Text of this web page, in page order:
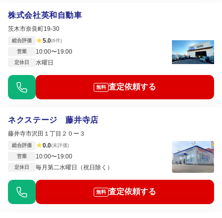
株式会社英和自動車
茨木市奈良町19-30
総合評価 ★5.0(6件)
営業
10:00〜19:00
定休日 水曜日
無料 査定依頼する
ネクステージ 藤井寺店
藤井寺市沢田１丁目２０ー３
総合評価 ★0.0(未評価)
営業
10:00〜19:00
定休日 毎月第二水曜日（祝日除く）
無料 査定依頼する